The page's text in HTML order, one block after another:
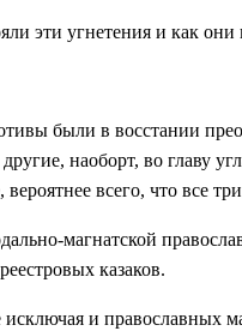
эти угнетения и как
были в восстании
наоборт, во главу
всего, что все
магнатской
казаков.
и православных